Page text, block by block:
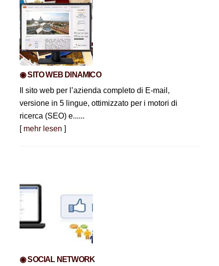
◉ SITO WEB DINAMICO
Il sito web per l’azienda completo di E-mail,
versione in 5 lingue, ottimizzato per i motori di
ricerca (SEO) e......
[ mehr lesen ]
◉ SOCIAL NETWORK